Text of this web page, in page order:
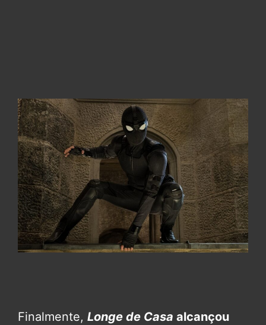
Finalmente, Longe de Casa alcançou